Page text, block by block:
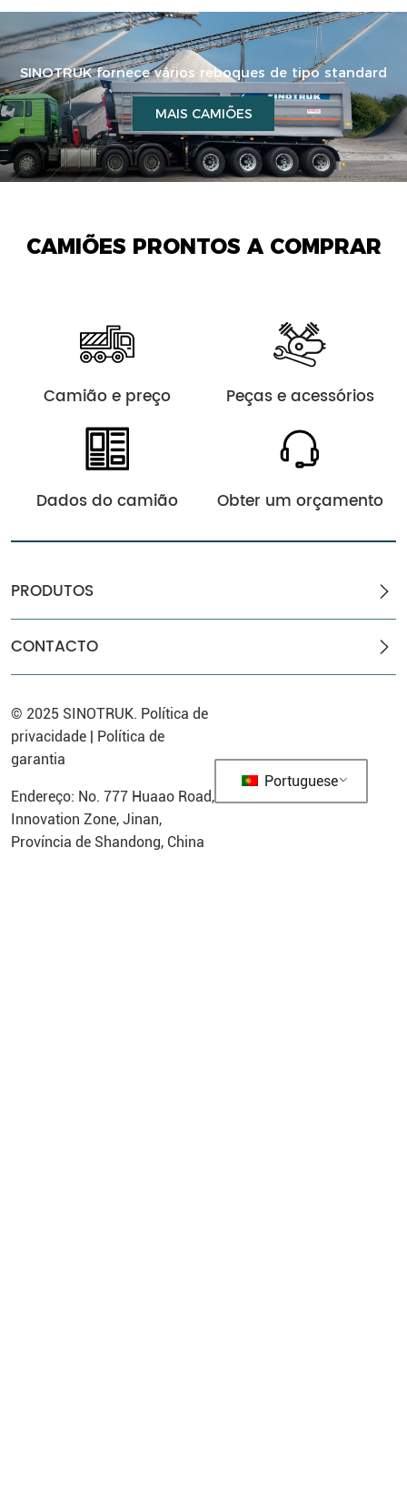
SINOTRUK fornece vários reboques de tipo standard
MAIS CAMIÕES
CAMIÕES PRONTOS A COMPRAR
Camião e preço Peças e acessórios
Dados do camião Obter um orçamento
PRODUTOS
CONTACTO
© 2025 SINOTRUK. Política de
privacidade| Política de
garantia
Endereço: No. 777 Huaao Road,
Innovation Zone, Jinan,
Província de Shandong, China
Portuguese